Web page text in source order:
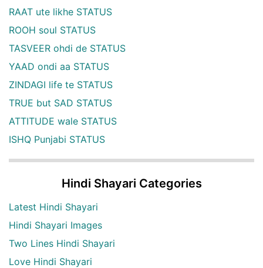
RAAT ute likhe STATUS
ROOH soul STATUS
TASVEER ohdi de STATUS
YAAD ondi aa STATUS
ZINDAGI life te STATUS
TRUE but SAD STATUS
ATTITUDE wale STATUS
ISHQ Punjabi STATUS
Hindi Shayari Categories
Latest Hindi Shayari
Hindi Shayari Images
Two Lines Hindi Shayari
Love Hindi Shayari